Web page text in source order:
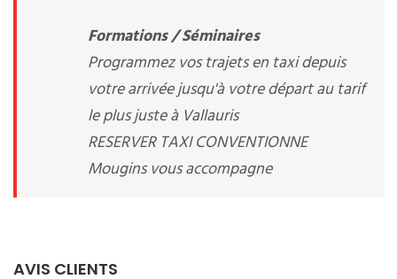
Formations / Séminaires
Programmez vos trajets en taxi depuis
votre arrivée jusqu'à votre départ au tarif
le plus juste à Vallauris
RESERVER TAXI CONVENTIONNE
Mougins vous accompagne
AVIS CLIENTS